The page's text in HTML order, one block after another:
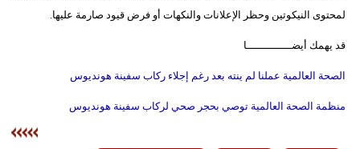
لمحتوى النيكوتين وحظر الإعلانات والنكهات أو فرض قيود صارمة عليها.
قد يهمك أيضــــــــــــــا
الصحة العالمية عملنا لم ينته بعد رغم إجلاء ركاب سفينة هونديوس
منظمة الصحة العالمية توصي بحجر صحي لركاب سفينة هونديوس